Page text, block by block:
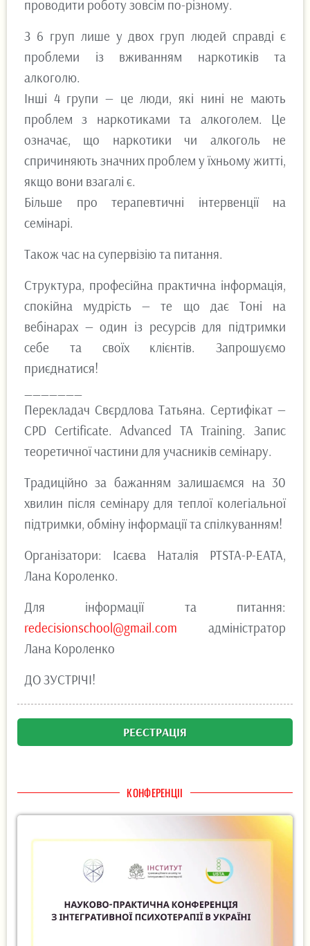
проводити роботу зовсім по-різному.
З 6 груп лише у двох груп людей справді є
проблеми із вживанням наркотиків та
алкоголю.
Інші 4 групи — це люди, які нині не мають
проблем з наркотиками та алкоголем. Це
означає, що наркотики чи алкоголь не
спричиняють значних проблем у їхньому житті,
якщо вони взагалі є.
Більше про терапевтичні інтервенції на
семінарі.
Також час на супервізію та питання.
Структура, професійна практична інформація,
спокійна мудрість — те що дає Тоні на
вебінарах — один із ресурсів для підтримки
себе та своїх клієнтів. Запрошуємо
приєднатися!
Перекладач Свєрдлова Татьяна. Сертифікат —
CPD Certificate. Аdvanced TA Training. Запис
теоретичної частини для учасників семінару.
Традиційно за бажанням залишаємся на 30
хвилин після семінару для теплої колегіальної
підтримки, обміну інформації та спілкуванням!
Організатори: Ісаєва Наталія PTSTA-P-EATA,
Лана Короленко.
Для інформації та питання:
redecisionschool@gmail.com адміністратор
Лана Короленко
ДО ЗУСТРІЧІ!
РЕЄСТРАЦІЯ
КОНФЕРЕНЦІІ